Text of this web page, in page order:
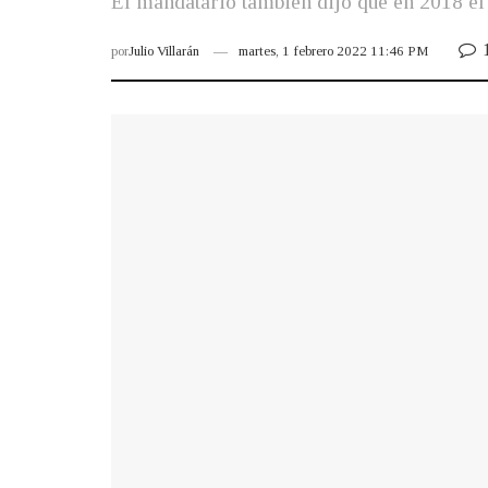
porJulio Villarán martes, 1 febrero 2022 11:46 PM